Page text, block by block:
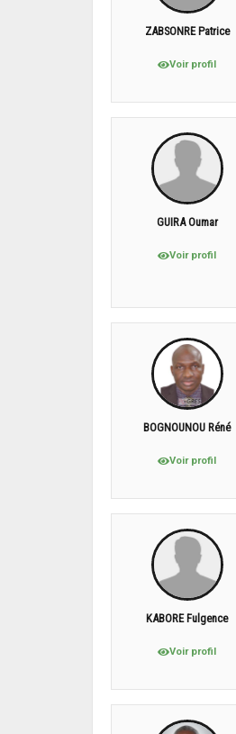
ZABSONRE Patrice
Voir profil
GUIRA Oumar
Voir profil
BOGNOUNOU Réné
Voir profil
KABORE Fulgence
Voir profil